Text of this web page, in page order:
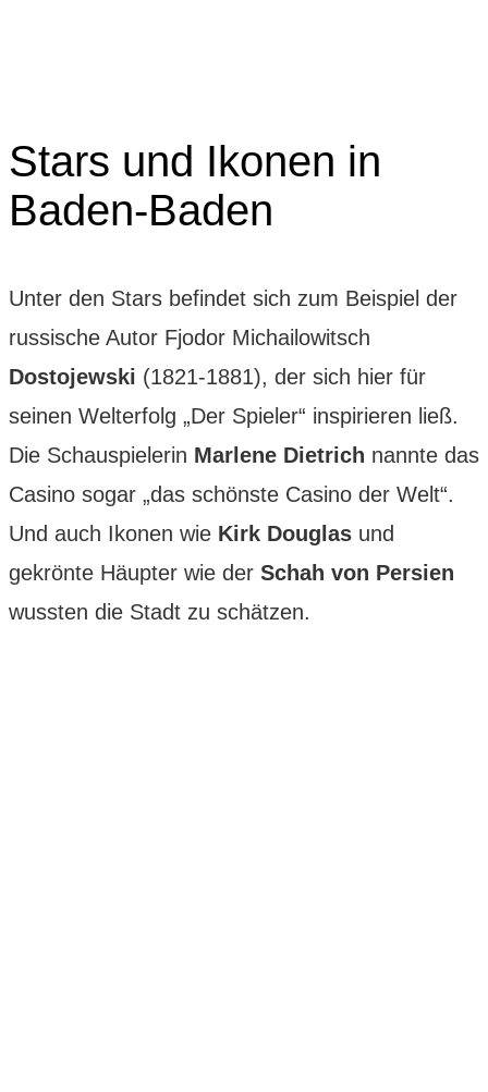
Stars und Ikonen in
Baden-Baden
Unter den Stars befindet sich zum Beispiel der
russische Autor Fjodor Michailowitsch
Dostojewski (1821-1881), der sich hier für
seinen Welterfolg „Der Spieler“ inspirieren ließ.
Die Schauspielerin Marlene Dietrich nannte das
Casino sogar „das schönste Casino der Welt“.
Und auch Ikonen wie Kirk Douglas und
gekrönte Häupter wie der Schah von Persien
wussten die Stadt zu schätzen.